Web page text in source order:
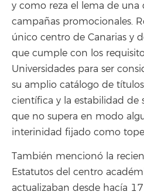
y como reza el lema de una
campañas promocionales.
único centro de Canarias y
que cumple con los
Universidades para ser
su amplio catálogo de
científica y la estabilidad de
que no supera en modo
interinidad fijado como
También mencionó la
Estatutos del centro
actualizaban desde hacía